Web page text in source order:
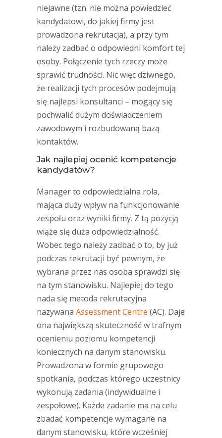
niejawne (tzn. nie można powiedzieć
kandydatowi, do jakiej firmy jest
prowadzona rekrutacja), a przy tym
należy zadbać o odpowiedni komfort tej
osoby. Połączenie tych rzeczy może
sprawić trudności. Nic więc dziwnego,
że realizacji tych procesów podejmują
się najlepsi konsultanci – mogący się
pochwalić dużym doświadczeniem
zawodowym i rozbudowaną bazą
kontaktów.
Jak najlepiej ocenić kompetencje
kandydatów?
Manager to odpowiedzialna rola,
mająca duży wpływ na funkcjonowanie
zespołu oraz wyniki firmy. Z tą pozycją
wiąże się duża odpowiedzialność.
Wobec tego należy zadbać o to, by już
podczas rekrutacji być pewnym, że
wybrana przez nas osoba sprawdzi się
na tym stanowisku. Najlepiej do tego
nada się metoda rekrutacyjna
nazywana Assessment Centre (AC). Daje
ona największą skuteczność w trafnym
ocenieniu poziomu kompetencji
koniecznych na danym stanowisku.
Prowadzona w formie grupowego
spotkania, podczas którego uczestnicy
wykonują zadania (indywidualne i
zespołowe). Każde zadanie ma na celu
zbadać kompetencje wymagane na
danym stanowisku, które wcześniej